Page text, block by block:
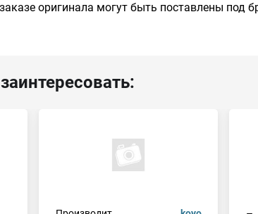
оригинала могут быть поставлены под